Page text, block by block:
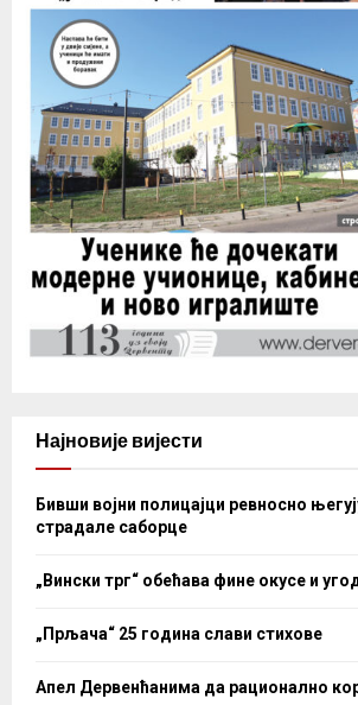
Најновије вијести
Бивши војни полицајци ревносно
страдале саборце
„Вински трг“ обећава фине окусе и
„Прљача“ 25 година слави стихове
Апел Дервенћанима да рационално